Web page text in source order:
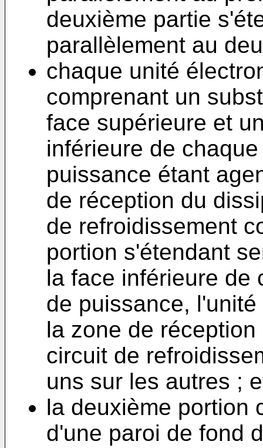
deuxième partie
parallèlement au
chaque unité
comprenant un
face supérieure et
inférieure de
puissance étant
de réception du
de refroidissement
portion s'étendant
la face inférieure de
de puissance,
la zone de
circuit de
uns sur les autres ;
la deuxième portion
d'une paroi de fond